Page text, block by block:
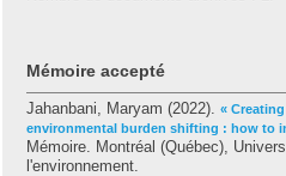
Mémoire accepté
Jahanbani, Maryam (2022). «
environmental burden shifting : how to
Mémoire. Montréal (Québec),
l'environnement.